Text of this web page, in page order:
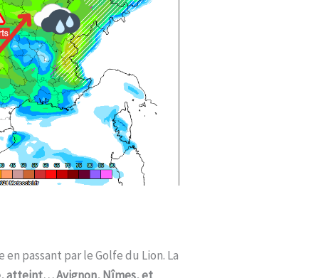
passant par le Golfe du Lion. La